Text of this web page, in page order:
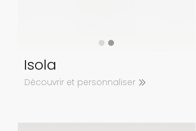
Isola
Découvrir et personnaliser